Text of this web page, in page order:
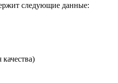
следующие данные: